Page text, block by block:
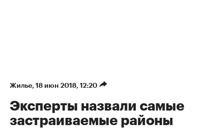
Жилье⁠, 18 июн 2018, 12:20
Эксперты назвали самые
застраиваемые районы